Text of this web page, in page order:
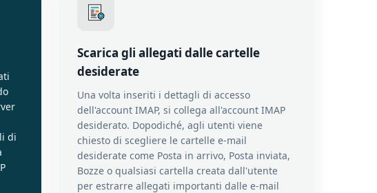
di
Scarica gli allegati dalle cartelle
desiderate
Una volta inseriti i dettagli di accesso
dell'account IMAP, si collega all'account IMAP
desiderato. Dopodiché, agli utenti viene
chiesto di scegliere le cartelle e-mail
desiderate come Posta in arrivo, Posta inviata,
Bozze o qualsiasi cartella creata dall'utente
per estrarre allegati importanti dalle e-mail